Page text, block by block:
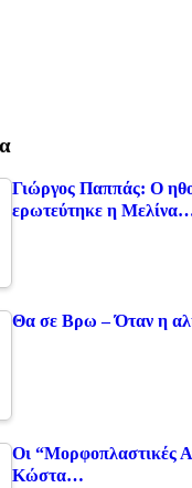
Γιώργος Παππάς: Ο
ερωτεύτηκε η
Θα σε Βρω – Όταν η
Οι “Μορφοπλαστικές
Κώστα…